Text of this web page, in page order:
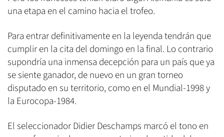
una etapa en el camino hacia el trofeo.
Para entrar definitivamente en la leyenda tendrán que
cumplir en la cita del domingo en la final. Lo contrario
supondría una inmensa decepción para un país que ya
se siente ganador, de nuevo en un gran torneo
disputado en su territorio, como en el Mundial-1998 y
la Eurocopa-1984.
El seleccionador Didier Deschamps marcó el tono en